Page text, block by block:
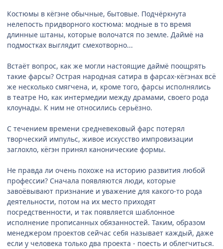
Костюмы в кёгэне обычные, бытовые. Подчёркнута
нелепость придворного костюма: модные в то время
длинные штаны, которые волочатся по земле. Даймё на
подмостках выглядит смехотворно...
Встаёт вопрос, как же могли настоящие даймё поощрять
такие фарсы? Острая народная сатира в фарсах-кёгэнах всё
же несколько смягчена, и, кроме того, фарсы исполнялись
в театре Но, как интермедии между драмами, своего рода
клоунады. К ним не относились серьёзно.
С течением времени средневековый фарс потерял
творческий импульс, живое искусство импровизации
заглохло, кёгэн принял канонические формы.
Не правда ли очень похоже на историю развития любой
профессии? Сначала появляются люди, которые
завоёвывают признание и уважение для какого-то рода
деятельности, потом на их место приходят
посредственности, и так появляется шаблонное
исполнение прописанных обязанностей. Таким, образом
менеджером проектов сейчас себя называет каждый, даже
если у человека только два проекта - поесть и облегчиться.